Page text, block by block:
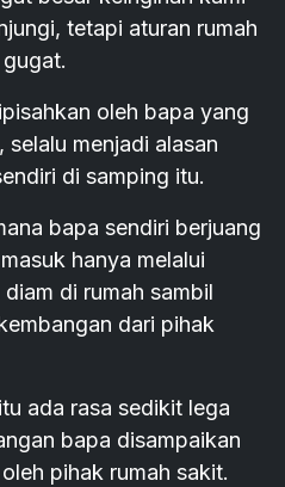
tetapi aturan rumah
oleh bapa yang
menjadi alasan
di samping itu.
bapa sendiri berjuang
hanya melalui
di rumah sambil
dari pihak
ada rasa sedikit lega
bapa disampaikan
pihak rumah sakit.